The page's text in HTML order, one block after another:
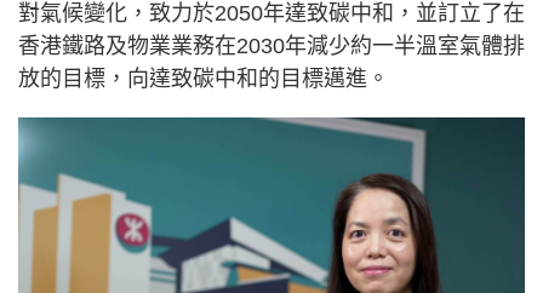
對氣候變化，致力於2050年達致碳中和，並訂立了在
香港鐵路及物業業務在2030年減少約一半溫室氣體排
放的目標，向達致碳中和的目標邁進。